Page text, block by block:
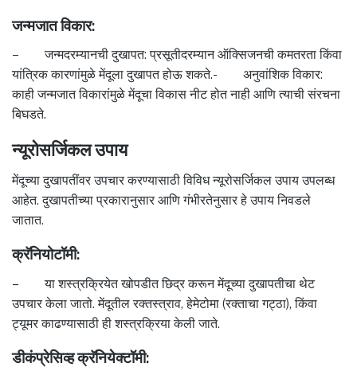
जन्मजात विकार:
– जन्मदरम्यानची दुखापत: प्रसूतीदरम्यान ऑक्सिजनची कमतरता किंवा
यांत्रिक कारणांमुळे मेंदूला दुखापत होऊ शकते.- अनुवांशिक विकार:
काही जन्मजात विकारांमुळे मेंदूचा विकास नीट होत नाही आणि त्याची संरचना
बिघडते.
न्यूरोसर्जिकल उपाय
मेंदूच्या दुखापतींवर उपचार करण्यासाठी विविध न्यूरोसर्जिकल उपाय उपलब्ध
आहेत. दुखापतीच्या प्रकारानुसार आणि गंभीरतेनुसार हे उपाय निवडले
जातात.
क्रॅनियोटॉमी:
– या शस्त्रक्रियेत खोपडीत छिद्र करून मेंदूच्या दुखापतीचा थेट
उपचार केला जातो. मेंदूतील रक्तस्त्राव, हेमेटोमा (रक्ताचा गट्ठा), किंवा
ट्यूमर काढण्यासाठी ही शस्त्रक्रिया केली जाते.
डीकंप्रेसिव्ह क्रॅनियेक्टॉमी: